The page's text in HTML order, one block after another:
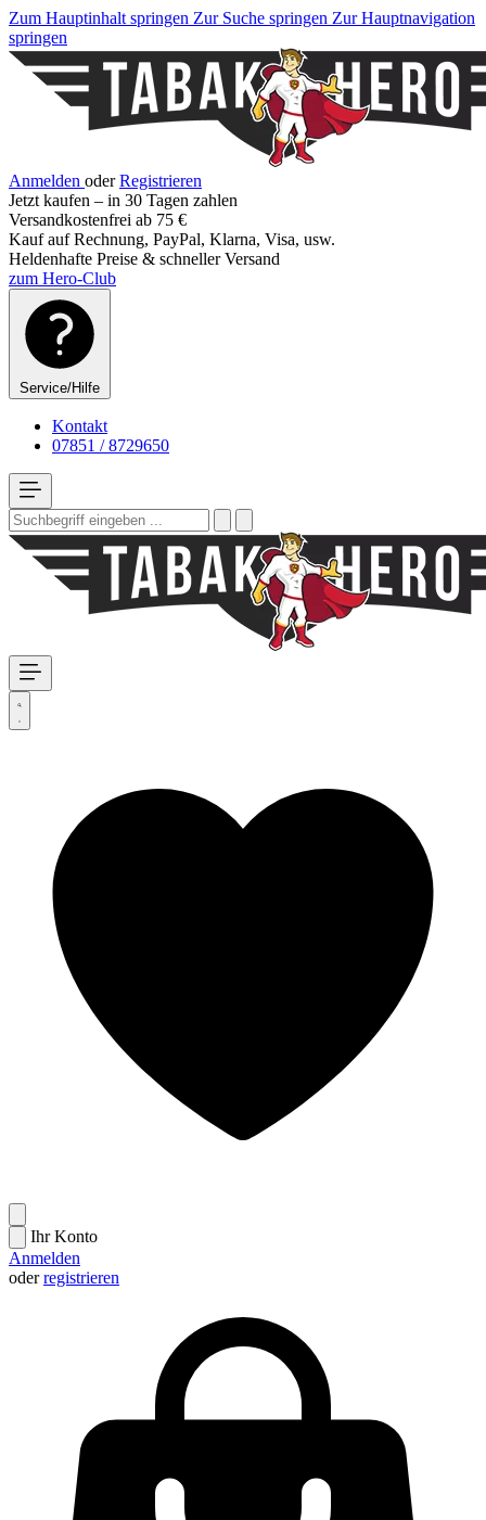
Zum Hauptinhalt springen Zur Suche springen Zur Hauptnavigation
springen
Anmelden oder Registrieren
Jetzt kaufen – in 30 Tagen zahlen
Versandkostenfrei ab 75 €
Kauf auf Rechnung, PayPal, Klarna, Visa, usw.
Heldenhafte Preise & schneller Versand
zum Hero-Club
Service/Hilfe
Kontakt
07851 / 8729650
Ihr Konto
Anmelden
oderregistrieren